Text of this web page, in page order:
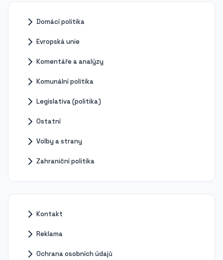
Domácí politika
Evropská unie
Komentáře a analýzy
Komunální politika
Legislativa (politika)
Ostatní
Volby a strany
Zahraniční politika
Kontakt
Reklama
Ochrana osobních údajů